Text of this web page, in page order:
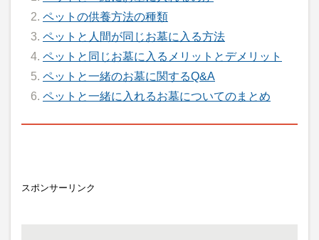
ペットの供養方法の種類
ペットと人間が同じお墓に入る方法
ペットと同じお墓に入るメリットとデメリット
ペットと一緒のお墓に関するQ&A
ペットと一緒に入れるお墓についてのまとめ
スポンサーリンク